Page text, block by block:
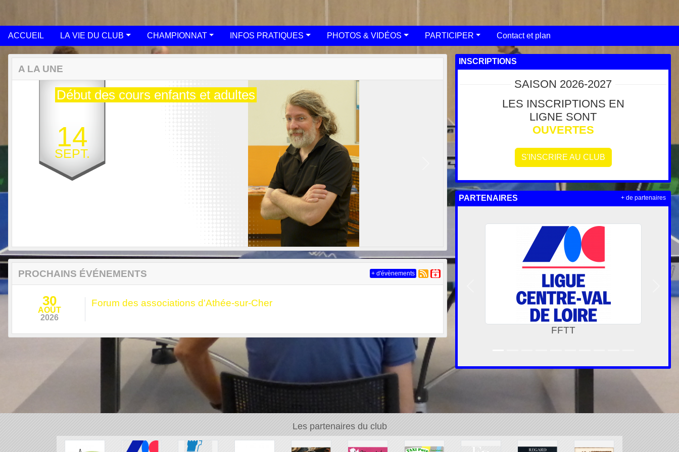
ACCUEIL LA VIE DU CLUB CHAMPIONNAT INFOS PRATIQUES PHOTOS & VIDÉOS PARTICIPER Contact et plan
A LA UNE
14
SEPT.
Début des cours enfants et adultes
Previous
PROCHAINS ÉVÉNEMENTS
30
AOÛT
2026
Forum des associations d'Athée-sur-Cher
+ d'évènements
INSCRIPTIONS
SAISON 2026-2027
LES INSCRIPTIONS EN
LIGNE SONT
OUVERTES
S'INSCRIRE AU CLUB
PARTENAIRES
FFTT
+ de partenaires
Les partenaires du club